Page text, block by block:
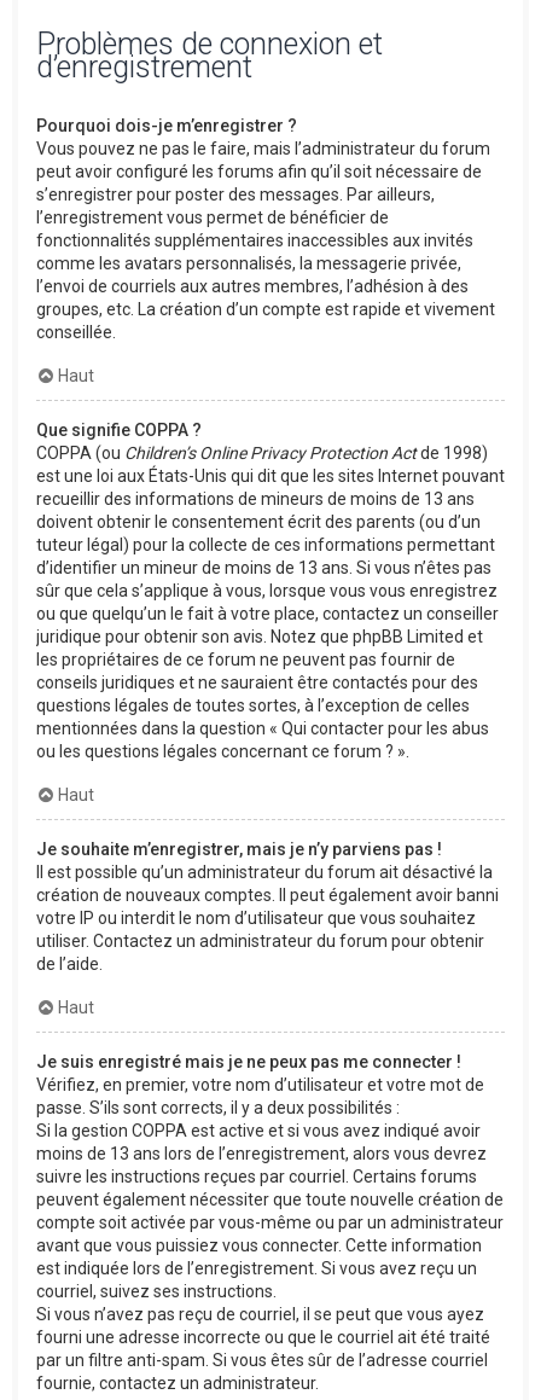
Problèmes de connexion et
d’enregistrement
Pourquoi dois-je m’enregistrer ?
Vous pouvez ne pas le faire, mais l’administrateur du forum
peut avoir configuré les forums afin qu’il soit nécessaire de
s’enregistrer pour poster des messages. Par ailleurs,
l’enregistrement vous permet de bénéficier de
fonctionnalités supplémentaires inaccessibles aux invités
comme les avatars personnalisés, la messagerie privée,
l’envoi de courriels aux autres membres, l’adhésion à des
groupes, etc. La création d’un compte est rapide et vivement
conseillée.
Haut
Que signifie COPPA ?
COPPA (ou Children’s Online Privacy Protection Actde 1998)
est une loi aux États-Unis qui dit que les sites Internet pouvant
recueillir des informations de mineurs de moins de 13 ans
doivent obtenir le consentement écrit des parents (ou d’un
tuteur légal) pour la collecte de ces informations permettant
d’identifier un mineur de moins de 13 ans. Si vous n’êtes pas
sûr que cela s’applique à vous, lorsque vous vous enregistrez
ou que quelqu’un le fait à votre place, contactez un conseiller
juridique pour obtenir son avis. Notez que phpBB Limited et
les propriétaires de ce forum ne peuvent pas fournir de
conseils juridiques et ne sauraient être contactés pour des
questions légales de toutes sortes, à l’exception de celles
mentionnées dans la question « Qui contacter pour les abus
ou les questions légales concernant ce forum ? ».
Haut
Je souhaite m’enregistrer, mais je n’y parviens pas !
Il est possible qu’un administrateur du forum ait désactivé la
création de nouveaux comptes. Il peut également avoir banni
votre IP ou interdit le nom d’utilisateur que vous souhaitez
utiliser. Contactez un administrateur du forum pour obtenir
de l’aide.
Haut
Je suis enregistré mais je ne peux pas me connecter !
Vérifiez, en premier, votre nom d’utilisateur et votre mot de
passe. S’ils sont corrects, il y a deux possibilités :
Si la gestion COPPA est active et si vous avez indiqué avoir
moins de 13 ans lors de l’enregistrement, alors vous devrez
suivre les instructions reçues par courriel. Certains forums
peuvent également nécessiter que toute nouvelle création de
compte soit activée par vous-même ou par un administrateur
avant que vous puissiez vous connecter. Cette information
est indiquée lors de l’enregistrement. Si vous avez reçu un
courriel, suivez ses instructions.
Si vous n’avez pas reçu de courriel, il se peut que vous ayez
fourni une adresse incorrecte ou que le courriel ait été traité
par un filtre anti-spam. Si vous êtes sûr de l’adresse courriel
fournie, contactez un administrateur.